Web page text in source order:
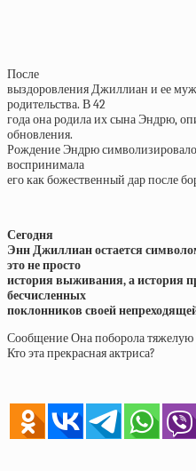
После
выздоровления Джиллиан и ее
родительства. В 42
года она родила их сына Эндрю,
обновления.
Рождение Эндрю символизировало
воспринимала
его как божественный дар после
Сегодня
Энн Джиллиан остается
это не просто
история выживания, а история
бесчисленных
поклонников своей
Сообщение Она поборола тяжелую
Кто эта прекрасная актриса?